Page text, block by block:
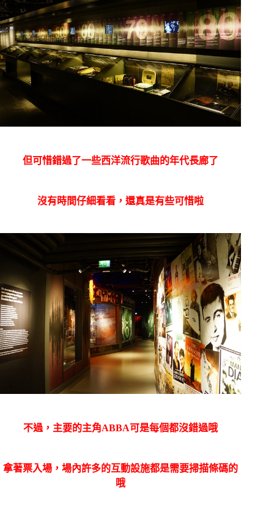
但可惜錯過了一些西洋流行歌曲的年代長廊了
沒有時間仔細看看，還真是有些可惜啦
不過，主要的主角ABBA可是每個都沒錯過哦
拿著票入場，場內許多的互動設施都是需要掃描條碼的
哦